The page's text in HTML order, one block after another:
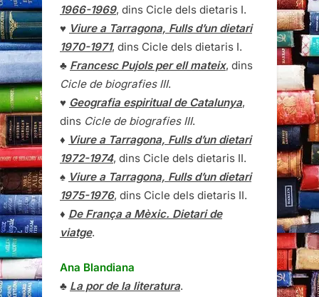
1966-1969, dins Cicle dels dietaris I.
♥ Viure a Tarragona, Fulls d’un dietari
1970-1971, dins Cicle dels dietaris I.
♣ Francesc Pujols per ell mateix, dins
Cicle de biografies III.
♥ Geografia espiritual de Catalunya,
dins Cicle de biografies III.
♦ Viure a Tarragona, Fulls d’un dietari
1972-1974, dins Cicle dels dietaris II.
♠ Viure a Tarragona, Fulls d’un dietari
1975-1976, dins Cicle dels dietaris II.
♦ De França a Mèxic. Dietari de
viatge.
Ana Blandiana
♣ La por de la literatura.